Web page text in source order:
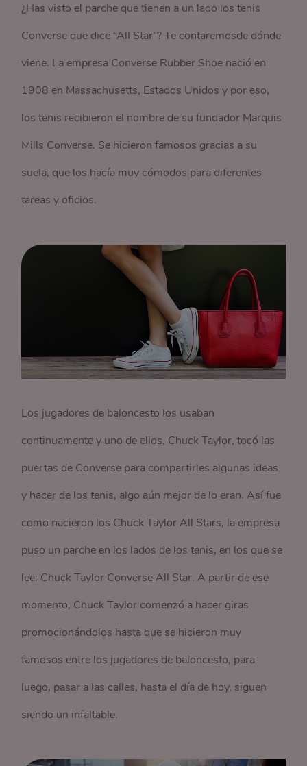
¿Has visto el parche que tienen a un lado los tenis
Converse que dice “All Star”? Te contaremosde dónde
viene. La empresa Converse Rubber Shoe nació en
1908 en Massachusetts, Estados Unidos y por eso,
los tenis recibieron el nombre de su fundador Marquis
Mills Converse. Se hicieron famosos gracias a su
suela, que los hacía muy cómodos para diferentes
tareas y oficios.
Los jugadores de baloncesto los usaban
continuamente y uno de ellos, Chuck Taylor, tocó las
puertas de Converse para compartirles algunas ideas
y hacer de los tenis, algo aún mejor de lo eran. Así fue
como nacieron los Chuck Taylor All Stars, la empresa
puso un parche en los lados de los tenis, en los que se
lee: Chuck Taylor Converse All Star. A partir de ese
momento, Chuck Taylor comenzó a hacer giras
promocionándolos hasta que se hicieron muy
famosos entre los jugadores de baloncesto, para
luego, pasar a las calles, hasta el día de hoy, siguen
siendo un infaltable.